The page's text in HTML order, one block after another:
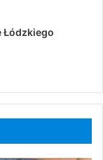
Łódzkiego